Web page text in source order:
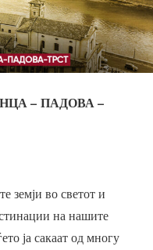
– ПАДОВА –
земји во светот и
на нашите
ја сакаат од многу